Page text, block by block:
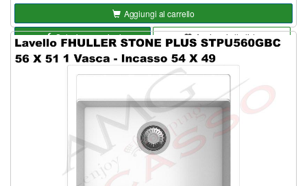
Aggiungi al carrello
Seleziona opzioni
Aggiungi alla lista